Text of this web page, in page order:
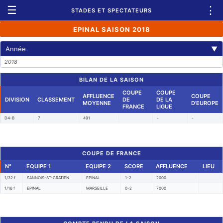
☰ STADES ET SPECTATEURS ⋮
EPINAL SAISON 2018
Année ▼
2018
BILAN DE LA SAISON
DIVISION CLASSEMENT
AFFLUENCE
MOYENNE
COUPE
DE
FRANCE
COUPE
DE LA
LIGUE
COUPE
D'EUROPE
D4-B 7 491 - -
COUPE DE FRANCE
N°
EQUIPE 1 EQUIPE 2 SCORE AFFLUENCE LIEU
1/32 f SANNOIS-ST-GRATIEN EPINAL 1-2 2000
1/16 f EPINAL MARSEILLE 0-2 7000